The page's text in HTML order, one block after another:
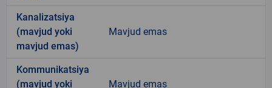
Kanalizatsiya
(mavjud yoki
mavjud emas)
Mavjud emas
Kommunikatsiya
(mavjud yoki
Mavjud emas